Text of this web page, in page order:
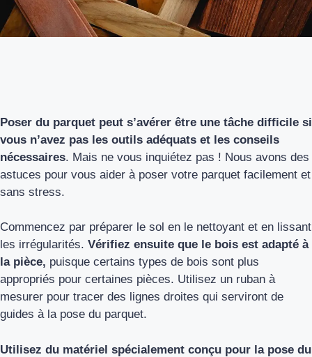
Poser du parquet peut s’avérer être une tâche difficile si
vous n’avez pas les outils adéquats et les conseils
nécessaires. Mais ne vous inquiétez pas ! Nous avons des
astuces pour vous aider à poser votre parquet facilement et
sans stress.
Commencez par préparer le sol en le nettoyant et en lissant
les irrégularités. Vérifiez ensuite que le bois est adapté à
la pièce, puisque certains types de bois sont plus
appropriés pour certaines pièces. Utilisez un ruban à
mesurer pour tracer des lignes droites qui serviront de
guides à la pose du parquet.
Utilisez du matériel spécialement conçu pour la pose du